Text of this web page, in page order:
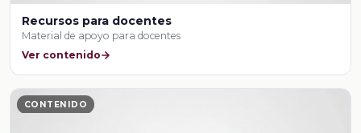
Recursos para docentes
Material de apoyo para docentes
Ver contenido
CONTENIDO